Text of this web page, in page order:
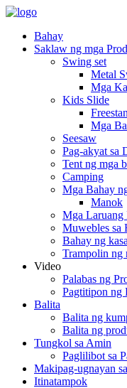
Bahay
Saklaw ng mga
Swing set
Metal
Mga
Kids Slide
Mga
Seesaw
Pag-akyat sa
Tent ng mga
Camping
Mga Bahay
Manok
Mga Laruang
Muwebles sa
Bahay ng
Trampolin ng
Video
Palabas ng
Pagtitipon ng
Balita
Balita ng
Balita ng
Tungkol sa Amin
Paglilibot sa
Makipag-ugnayan
Itinatampok